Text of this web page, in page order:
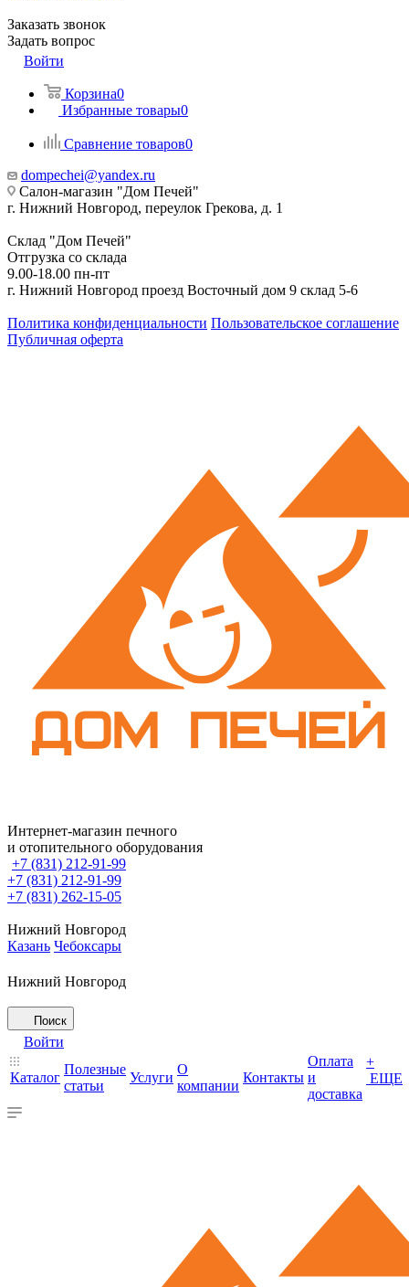
Заказать звонок
Задать вопрос
Войти
Корзина0
Избранные товары0
Сравнение товаров0
dompechei@yandex.ru
Салон-магазин "Дом Печей"
г. Нижний Новгород, переулок Грекова, д. 1
Склад "Дом Печей"
Отгрузка со склада
9.00-18.00 пн-пт
г. Нижний Новгород проезд Восточный дом 9 склад 5-6
Политика конфиденциальности Пользовательское соглашение
Публичная оферта
Интернет-магазин печного
и отопительного оборудования
+7 (831) 212-91-99
+7 (831) 212-91-99
+7 (831) 262-15-05
Нижний Новгород
Казань Чебоксары
Нижний Новгород
Поиск
Войти
Каталог
Полезные
статьи
Услуги
О
компании
Контакты
Оплата
и
доставка
+
ЕЩЕ